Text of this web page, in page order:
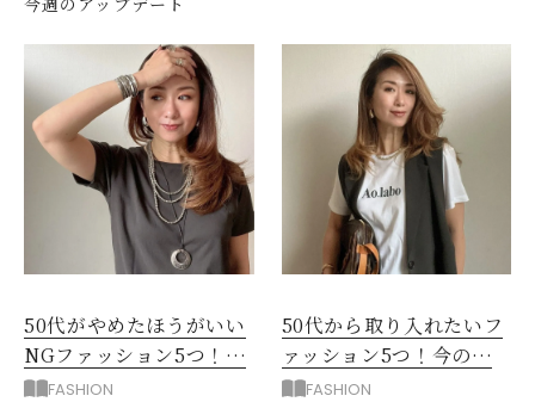
50代がやめたほうがいい
NGファッション5つ！手
持ち服を見直すコツ
FASHION
50代から取り入れたいフ
ァッション5つ！今の自
分をきれいに見せる服選
FASHION